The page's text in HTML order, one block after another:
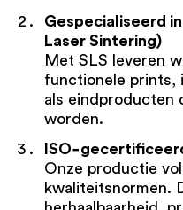
Gespecialiseerd in
Laser Sintering)
Met SLS leveren
functionele prints,
als eindproducten
worden.
Onze productie
kwaliteitsnormen.